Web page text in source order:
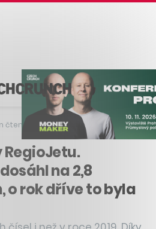
čtení
na 2,8
o rok dříve to byla